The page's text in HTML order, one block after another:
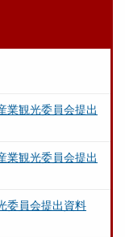
業観光委員会提出
業観光委員会提出
委員会提出資料